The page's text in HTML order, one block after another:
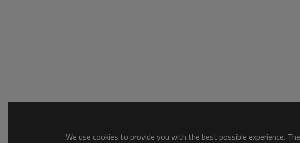
We use cookies to provide you with the best possible experience.